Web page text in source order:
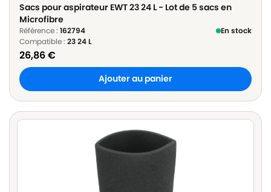
Sacs pour aspirateur EWT 23 24 L - Lot de 5 sacs en
Microfibre
Référence : 162794
En stock
Compatible : 23 24 L
26,86€
Ajouter au panier